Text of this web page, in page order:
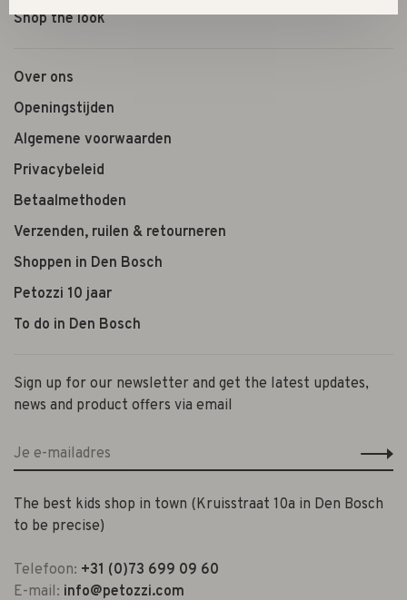
Shop the look
Over ons
Openingstijden
Algemene voorwaarden
Privacybeleid
Betaalmethoden
Verzenden, ruilen & retourneren
Shoppen in Den Bosch
Petozzi 10 jaar
To do in Den Bosch
Sign up for our newsletter and get the latest updates,
news and product offers via email
The best kids shop in town (Kruisstraat 10a in Den Bosch
to be precise)
Telefoon: +31 (0)73 699 09 60
E-mail: info@petozzi.com